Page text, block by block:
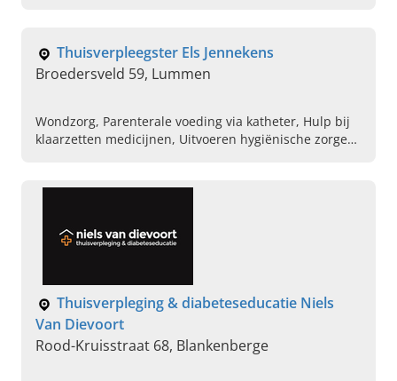
Thuisverpleegster Els Jennekens
Broedersveld 59, Lummen
Wondzorg, Parenterale voeding via katheter, Hulp bij
klaarzetten medicijnen, Uitvoeren hygiënische zorgen,
Thuisverpleging & diabeteseducatie Niels
Van Dievoort
Rood-Kruisstraat 68, Blankenberge